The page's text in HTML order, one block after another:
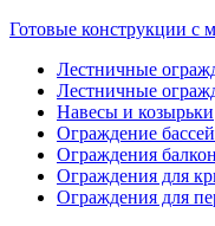
Готовые конструкции с
Лестничные
Лестничные
Навесы и козырьки
Ограждение
Ограждения
Ограждения для
Ограждения для